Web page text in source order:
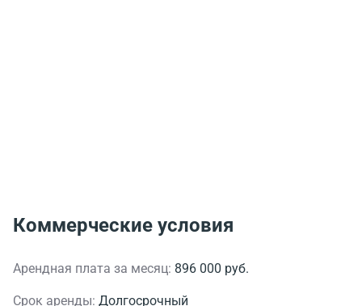
Коммерческие условия
Арендная плата за месяц: 896 000 руб.
Срок аренды: Долгосрочный